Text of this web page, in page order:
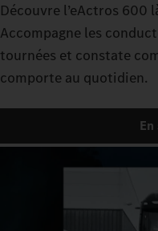
Découvre l’eActros 600
Accompagne les
tournées et constate
comporte au quotidien.